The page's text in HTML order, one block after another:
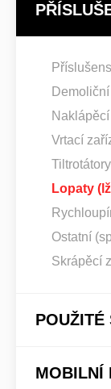
Vrtací
Lopaty
Ostatní
Skrápěcí
POUŽITÉ
MOBILNÍ